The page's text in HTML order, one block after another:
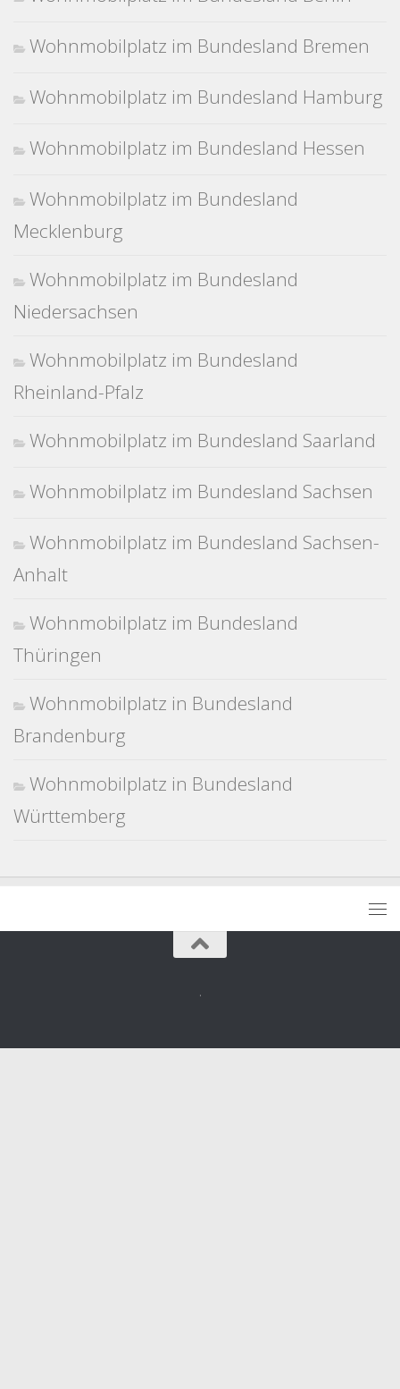
Wohnmobilplatz im Bundesland Bremen
Wohnmobilplatz im Bundesland Hamburg
Wohnmobilplatz im Bundesland Hessen
Wohnmobilplatz im Bundesland
Mecklenburg
Wohnmobilplatz im Bundesland
Niedersachsen
Wohnmobilplatz im Bundesland
Rheinland-Pfalz
Wohnmobilplatz im Bundesland Saarland
Wohnmobilplatz im Bundesland Sachsen
Wohnmobilplatz im Bundesland Sachsen-
Anhalt
Wohnmobilplatz im Bundesland
Thüringen
Wohnmobilplatz in Bundesland
Brandenburg
Wohnmobilplatz in Bundesland
Württemberg
.